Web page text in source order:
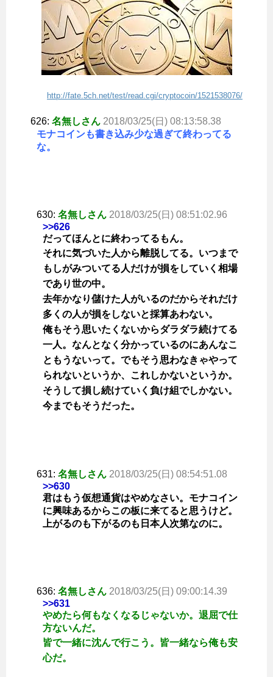
http://fate.5ch.net/test/read.cgi/cryptocoin/1521538076/
626: 名無しさん 2018/03/25(日) 08:13:58.38
モナコインも書き込み少な過ぎて終わってる
な。
630: 名無しさん 2018/03/25(日) 08:51:02.96
>>626
だってほんとに終わってるもん。
それに気づいた人から離脱してる。いつまで
もしがみついてる人だけが損をしていく相場
であり世の中。
去年かなり儲けた人がいるのだからそれだけ
多くの人が損をしないと採算あわない。
俺もそう思いたくないからダラダラ続けてる
一人。なんとなく分かっているのにあんなこ
ともうないって。でもそう思わなきゃやって
られないというか、これしかないというか。
そうして損し続けていく負け組でしかない。
今までもそうだった。
631: 名無しさん 2018/03/25(日) 08:54:51.08
>>630
君はもう仮想通貨はやめなさい。モナコイン
に興味あるからこの板に来てると思うけど。
上がるのも下がるのも日本人次第なのに。
636: 名無しさん 2018/03/25(日) 09:00:14.39
>>631
やめたら何もなくなるじゃないか。退屈で仕
方ないんだ。
皆で一緒に沈んで行こう。皆一緒なら俺も安
心だ。